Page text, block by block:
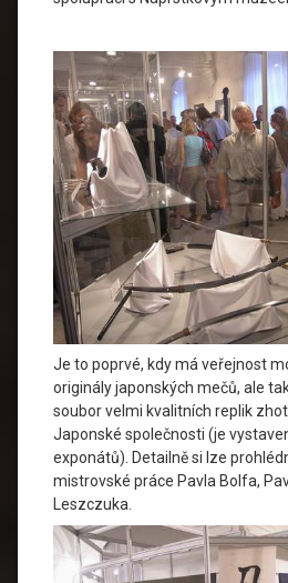
Je to poprvé, kdy má veřejnost
originály japonských mečů, ale
soubor velmi kvalitních replik
Japonské společnosti (je
exponátů). Detailně si lze
mistrovské práce Pavla Bolfa,
Leszczuka.